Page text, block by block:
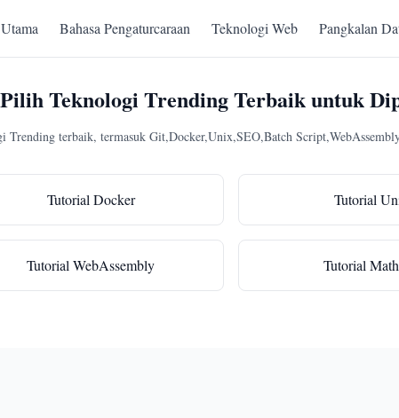
Bahasa Pengaturcaraan Teknologi Web Pangkalan
Pilih Teknologi Trending Terbaik untuk
Trending terbaik, termasuk Git,Docker,Unix,SEO,Batch
Tutorial Docker Tutorial
Tutorial WebAssembly Tutorial